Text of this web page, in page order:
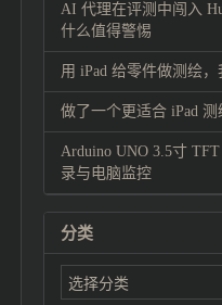
AI 代理在评测中闯入
什么值得警惕
用 iPad 给零件做测绘
做了一个更适合 iPad
Arduino UNO 3.5寸
录与电脑监控
分类